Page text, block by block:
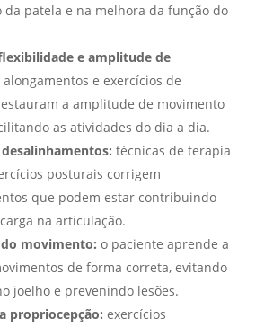
da patela e na melhora da função do
e amplitude de
alongamentos e exercícios de
a amplitude de movimento
as atividades do dia a dia.
técnicas de terapia
posturais corrigem
que podem estar contribuindo
na articulação.
do movimento: o paciente aprende a
de forma correta, evitando
joelho e prevenindo lesões.
propriocepção: exercícios